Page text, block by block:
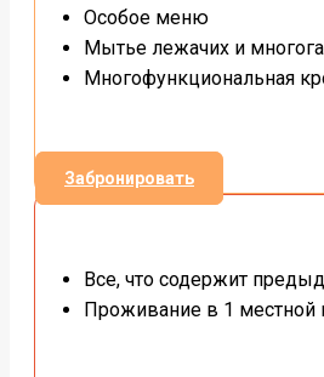
Особое меню
Мытье лежачих и
Многофункциональная
Забронировать
Все, что содержит
Проживание в 1 местной